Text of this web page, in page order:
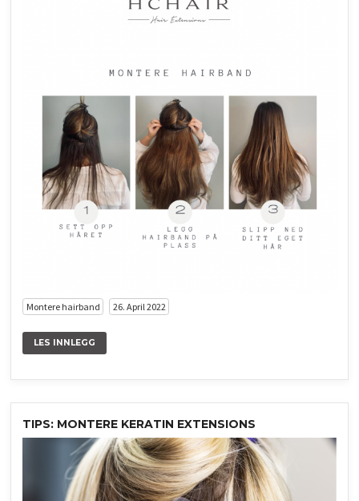
Montere hairband 26. April 2022
LES INNLEGG
TIPS: MONTERE KERATIN EXTENSIONS